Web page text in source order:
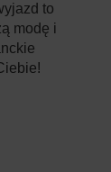
to
modę i